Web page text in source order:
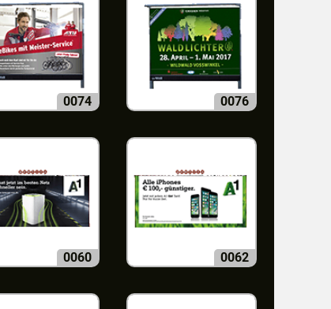
0074 0076
0060 0062